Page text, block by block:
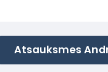
Atsauksmes